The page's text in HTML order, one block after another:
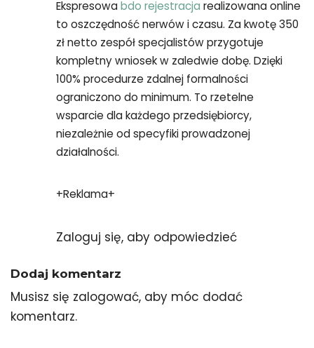
Ekspresowabdo rejestracja realizowana online
to oszczędność nerwów i czasu. Za kwotę 350
zł netto zespół specjalistów przygotuje
kompletny wniosek w zaledwie dobę. Dzięki
100% procedurze zdalnej formalności
ograniczono do minimum. To rzetelne
wsparcie dla każdego przedsiębiorcy,
niezależnie od specyfiki prowadzonej
działalności.
+Reklama+
Zaloguj się, aby odpowiedzieć
Dodaj komentarz
Musisz się zalogować, aby móc dodać
komentarz.